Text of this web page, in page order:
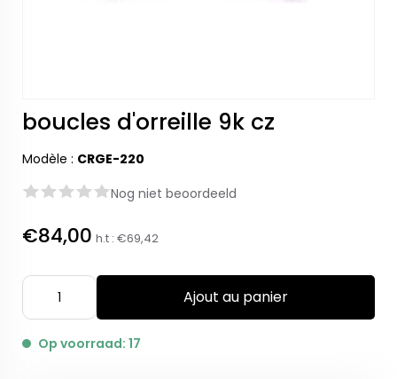
boucles d'orreille 9k cz
Modèle : CRGE-220
Nog niet beoordeeld
€84,00 h.t : €69,42
Ajout au panier
Op voorraad: 17